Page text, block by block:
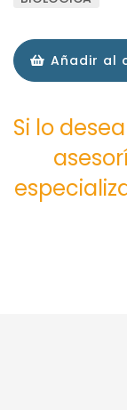
Añadir al
Si lo